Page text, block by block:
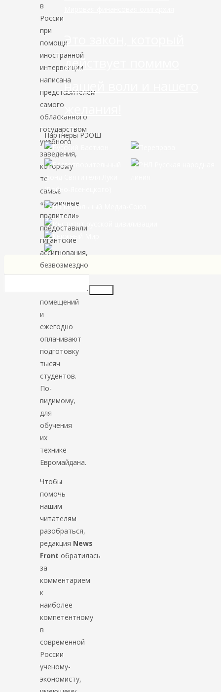
в
России
при
помощи
иностранной
интервенции
написана
представителем
самого
обласканного
государством
учебного
заведения,
которому
те
самые
«архаичные
правители»
предоставили
гигантские
ассигнования,
безвозмездно
помещений
и
ежегодно
оплачивают
подготовку
тысяч
студентов.
По-
видимому,
для
обучения
их
технике
Евромайдана.
Чтобы
помочь
нашим
читателям
разобраться,
редакция News
Front обратилась
за
комментарием
к
наиболее
компетентному
в
современной
России
ученому-
экономисту,
Это закон, который
действует помимо
нашей воли и нашего
Партнёры РЭОШ